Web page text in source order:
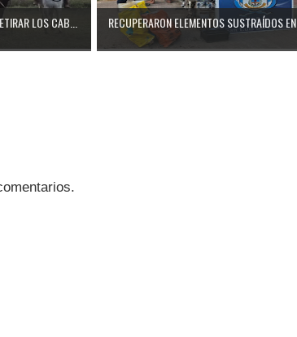
LOS CAB... RECUPERARON ELEMENTOS SUSTRAÍDOS EN...